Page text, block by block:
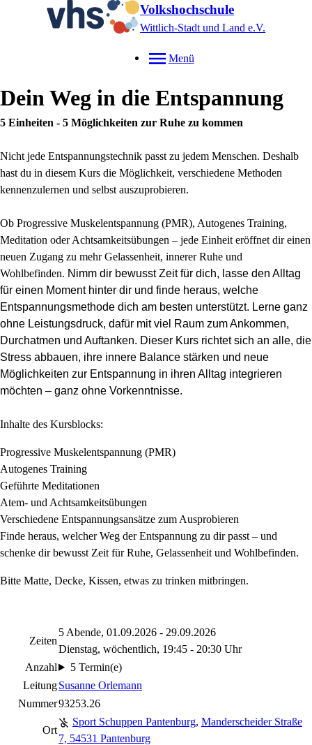
Volkshochschule
Wittlich-Stadt und Land e.V.
Menü
Dein Weg in die Entspannung
5 Einheiten - 5 Möglichkeiten zur Ruhe zu kommen
Nicht jede Entspannungstechnik passt zu jedem Menschen. Deshalb
hast du in diesem Kurs die Möglichkeit, verschiedene Methoden
kennenzulernen und selbst auszuprobieren.
Ob Progressive Muskelentspannung (PMR), Autogenes Training,
Meditation oder Achtsamkeitsübungen – jede Einheit eröffnet dir einen
neuen Zugang zu mehr Gelassenheit, innerer Ruhe und
Wohlbefinden. Nimm dir bewusst Zeit für dich, lasse den Alltag
für einen Moment hinter dir und finde heraus, welche
Entspannungsmethode dich am besten unterstützt. Lerne ganz
ohne Leistungsdruck, dafür mit viel Raum zum Ankommen,
Durchatmen und Auftanken. Dieser Kurs richtet sich an alle, die
Stress abbauen, ihre innere Balance stärken und neue
Möglichkeiten zur Entspannung in ihren Alltag integrieren
möchten – ganz ohne Vorkenntnisse.
Inhalte des Kursblocks:
Progressive Muskelentspannung (PMR)
Autogenes Training
Geführte Meditationen
Atem- und Achtsamkeitsübungen
Verschiedene Entspannungsansätze zum Ausprobieren
Finde heraus, welcher Weg der Entspannung zu dir passt – und
schenke dir bewusst Zeit für Ruhe, Gelassenheit und Wohlbefinden.
Bitte Matte, Decke, Kissen, etwas zu trinken mitbringen.
Zeiten
5 Abende, 01.09.2026 - 29.09.2026
Dienstag, wöchentlich, 19:45 - 20:30 Uhr
Anzahl
5 Termin(e)
LeitungSusanne Orlemann
Nummer93253.26
Ort
Sport Schuppen Pantenburg, Manderscheider Straße
7, 54531 Pantenburg